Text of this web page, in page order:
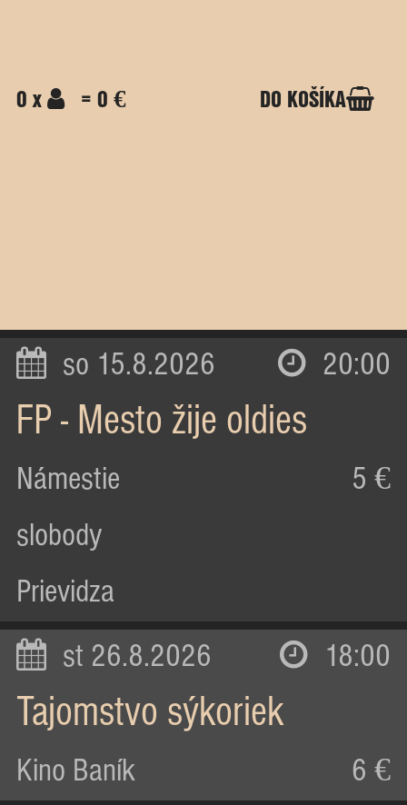
0 x = 0 € DO KOŠÍKA
so 15.8.2026 20:00
FP - Mesto žije oldies
Námestie
slobody
Prievidza
5 €
st 26.8.2026 18:00
Tajomstvo sýkoriek
Kino Baník 6 €